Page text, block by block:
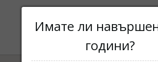
Имате ли
години?